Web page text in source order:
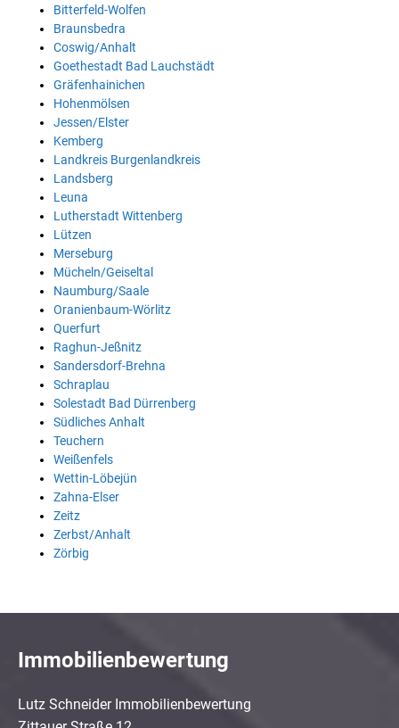
Bitterfeld-Wolfen
Braunsbedra
Coswig/Anhalt
Goethestadt Bad Lauchstädt
Gräfenhainichen
Hohenmölsen
Jessen/Elster
Kemberg
Landkreis Burgenlandkreis
Landsberg
Leuna
Lutherstadt Wittenberg
Lützen
Merseburg
Mücheln/Geiseltal
Naumburg/Saale
Oranienbaum-Wörlitz
Querfurt
Raghun-Jeßnitz
Sandersdorf-Brehna
Schraplau
Solestadt Bad Dürrenberg
Südliches Anhalt
Teuchern
Weißenfels
Wettin-Löbejün
Zahna-Elser
Zeitz
Zerbst/Anhalt
Zörbig
Immobilienbewertung
Lutz Schneider Immobilienbewertung